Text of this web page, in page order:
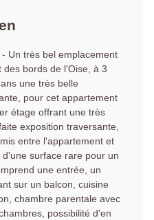
Un très bel emplacement
bords de l'Oise, à 3
une très belle
pour cet appartement
étage offrant une très
exposition traversante,
entre l'appartement et
surface rare pour un
une entrée, un
sur un balcon, cuisine
chambre parentale avec
possibilité d'en